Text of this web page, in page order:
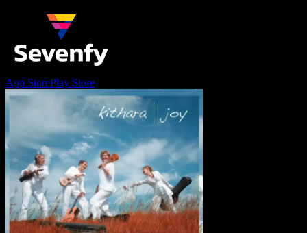
App StorePlay Store